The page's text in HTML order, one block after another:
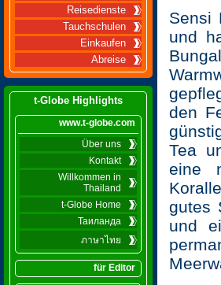
Reisedienste
Tauchschulen
Einkaufen
Abreise
t-Globe Highlights
www.t-globe.com
Über uns
Kontakt
Willkommen in
Thailand
t-Globe Home
Таиланда
ภาษาไทย
für Editor
Sensi
und
den
Tea
eine
gutes
und